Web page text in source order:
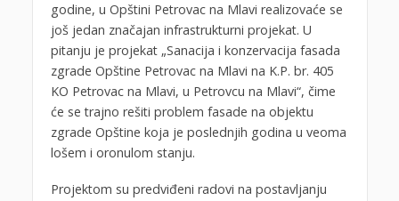
godine, u Opštini Petrovac na Mlavi realizovaće se
još jedan značajan infrastrukturni projekat. U
pitanju je projekat „Sanacija i konzervacija fasada
zgrade Opštine Petrovac na Mlavi na K.P. br. 405
KO Petrovac na Mlavi, u Petrovcu na Mlavi“, čime
će se trajno rešiti problem fasade na objektu
zgrade Opštine koja je poslednjih godina u veoma
lošem i oronulom stanju.
Projektom su predviđeni radovi na postavljanju